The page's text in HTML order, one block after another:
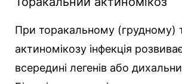
При торакальному (грудному)
актиномікозу інфекція
всередині легенів або